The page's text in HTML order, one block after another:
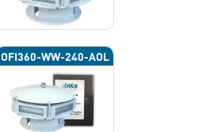
OFI360-WW-240-AOL